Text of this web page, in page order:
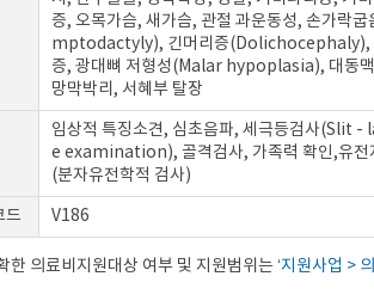
증, 오목가슴, 새가슴, 관절 과운동성, 손가락굽
mptodactyly), 긴머리증(Dolichocephaly),
증, 광대뼈 저형성(Malar hypoplasia), 대동
망막박리, 서혜부 탈장
임상적 특징소견, 심초음파, 세극등검사(Slit -
e examination), 골격검사, 가족력 확인,유전
(분자유전학적 검사)
드 V186
한 의료비지원대상 여부 및 지원범위는 ‘지원사업 >